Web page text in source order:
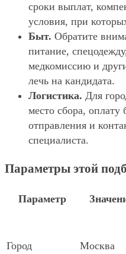
сроки выплат,
условия, при
Быт. Обратите
питание,
медкомиссию и
лечь на кандидата.
Логистика. Для
место сбора, оплату
отправления и
специалиста.
Параметры этой
Параметр
Город Москва